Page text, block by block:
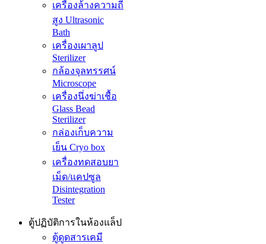
เครื่องล้างความถี่
สูง Ultrasonic
Bath
เครื่องเผาลูป
Sterilizer
กล้องจุลทรรศน์
Microscope
เครื่องนึ่งฆ่าเชื้อ
Glass Bead
Sterilizer
กล่องเก็บความ
เย็น Cryo box
เครื่องทดสอบยา
เม็ด/แคปซูล
Disintegration
Tester
ตู้ปฏิบัติการในห้องแล็ป
ตู้ดูดสารเคมี